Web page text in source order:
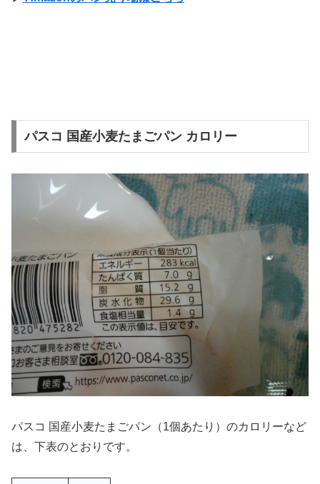
パスコ 国産小麦たまごパン カロリー
パスコ 国産小麦たまごパン（1個あたり）のカロリーなど
は、下表のとおりです。